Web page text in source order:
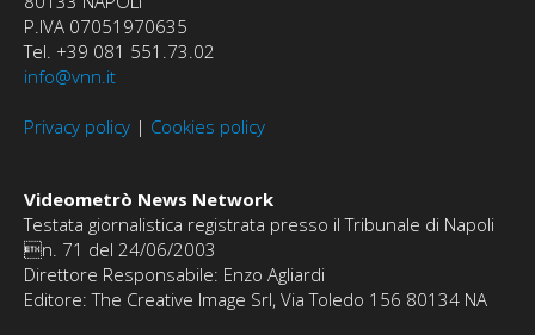
P.IVA 07051970635
Tel. +39 081 551.73.02
info@vnn.it
Privacy policy | Cookies policy
Videometrò News Network
Testata giornalistica registrata presso il Tribunale di Napoli
n. 71 del 24/06/2003
Direttore Responsabile: Enzo Agliardi
Editore: The Creative Image Srl, Via Toledo 156 80134 NA